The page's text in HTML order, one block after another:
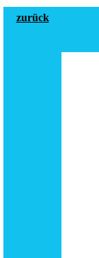
zurück